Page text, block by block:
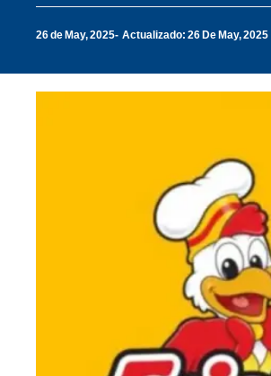
26 de May, 2025 Actualizado: 26 De May, 2025